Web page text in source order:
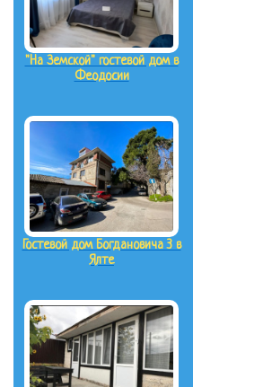
"На Земской" гостевой дом в
Феодосии
Гостевой дом Богдановича 3 в
Ялте